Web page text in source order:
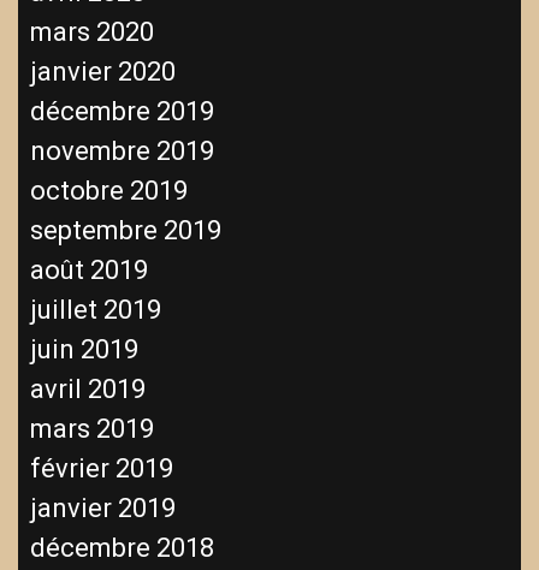
mars 2020
janvier 2020
décembre 2019
novembre 2019
octobre 2019
septembre 2019
août 2019
juillet 2019
juin 2019
avril 2019
mars 2019
février 2019
janvier 2019
décembre 2018